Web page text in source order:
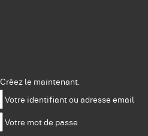
Créez le maintenant.
Votre identifiant ou adresse email
Votre mot de passe